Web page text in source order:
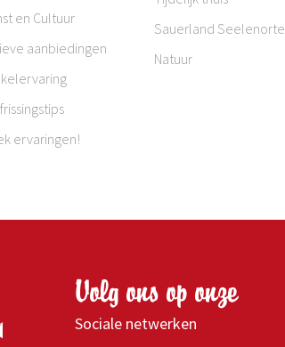
en Cultuur
aanbiedingen
ervaringen!
Sauerland Seelenorte
Natuur
Volg ons op onze
Sociale netwerken